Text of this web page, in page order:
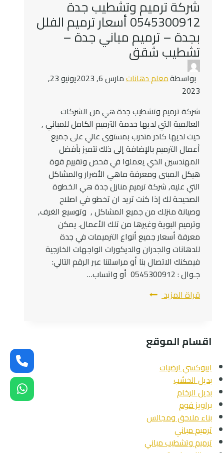
وترميم
المباني
بجده
–
ترميمات
المنازل
بجدة
أسعار
ترميم
الفلل
جده
شركة ترميم وتشطيب جدة
0545300912 أسعار ترميم الفلل
بجدة – ترميم مباني جدة –
تشطيب شقق
بواسطةمعلم دهاناتمارس 6, 2023
يونيو 23,
2023
شركة ترميم وتشطيب جدة هي من الشركات
العالمية التي لديها خدمة الترميم الكامل للمباني ,
حيث لديها كادر متدرب بمستوى عالي على جميع
أعمال الترميم بالإضافة إلى ذلك نتميز بأفضل
المهندسين الذي يعملوا في فحص وتقييم قوة
هيكل المبنى ومعرفة ماهي الأضرار والمشاكل
التي عليه, شركة ترميم منازل جدة هي الخطوة
الصحيحة لك إذا كنت تريد ان تخطو في اصلاح
وصيانة منزلك من جميع المشاكل , وتوسيع الغرف,
وترميم البوية وغيرها من تلك الأعمال. يمكن
معرفة أسعار جميع أنواع الترميمات في جدة
للدهانات والجدران والديكورات الواجهات الخارجية
فيمكنك الاتصال بنا أو مراسلتنا عبر الرقم التالي:
جـوال : 0545300912 أو واتساب…
قراة المزيدشركة
0545300912
ترميم
ترميم
جدة
اقسام الموقع
ايبوكسي ارضيات
بديل الخشب
بديل الرخام
براويز فوم
بناء ملاحق ومجالس
ترميم مباني
ترميم وتشطيب مباني